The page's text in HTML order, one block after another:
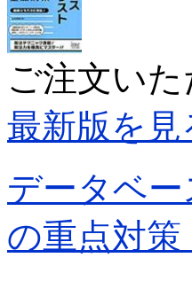
ご注文い
最新版を見
データベ
の重点対